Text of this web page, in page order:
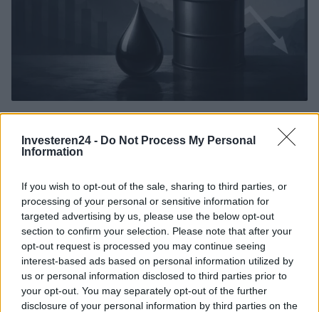
Investeren24 - Do Not Process My Personal
Information
If you wish to opt-out of the sale, sharing to third parties, or
processing of your personal or sensitive information for
targeted advertising by us, please use the below opt-out
section to confirm your selection. Please note that after your
opt-out request is processed you may continue seeing
interest-based ads based on personal information utilized by
us or personal information disclosed to third parties prior to
your opt-out. You may separately opt-out of the further
disclosure of your personal information by third parties on the
Brentolie daalt naar 91,82 dollar: een week van teruggang in
Sanne De Vries · 5 aug 2026
CRYPTOKOERSEN
Naam Prijs
Eureka Bridged PAX Gold (Terra
(PAXG)
$4,205.78